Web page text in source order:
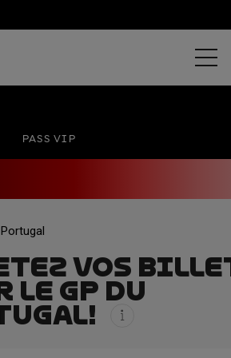
PASS VIP
Portugal
VOS
LE GP DU